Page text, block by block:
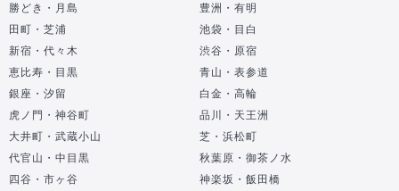
勝どき・月島
豊洲・有明
田町・芝浦
池袋・目白
新宿・代々木
渋谷・原宿
恵比寿・目黒
青山・表参道
銀座・汐留
白金・高輪
虎ノ門・神谷町
品川・天王洲
大井町・武蔵小山
芝・浜松町
代官山・中目黒
秋葉原・御茶ノ水
四谷・市ヶ谷
神楽坂・飯田橋